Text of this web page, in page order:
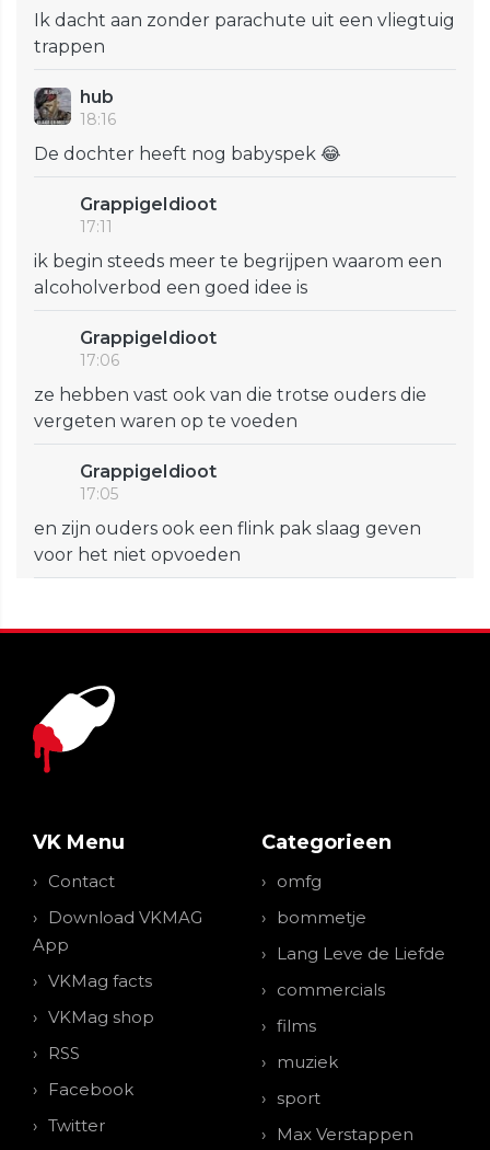
Ik dacht aan zonder parachute uit een vliegtuig
trappen
hub
18:16
De dochter heeft nog babyspek 😂
GrappigeIdioot
17:11
ik begin steeds meer te begrijpen waarom een
alcoholverbod een goed idee is
GrappigeIdioot
17:06
ze hebben vast ook van die trotse ouders die
vergeten waren op te voeden
GrappigeIdioot
17:05
en zijn ouders ook een flink pak slaag geven
voor het niet opvoeden
VK Menu
Contact
Download VKMAG
App
VKMag facts
VKMag shop
RSS
Facebook
Twitter
Categorieen
omfg
bommetje
Lang Leve de Liefde
commercials
films
muziek
sport
Max Verstappen